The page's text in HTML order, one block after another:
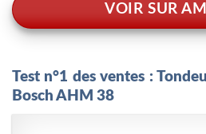
VOIR SUR
Test n°1 des ventes :
Bosch AHM 38